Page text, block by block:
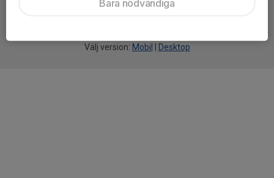
Välj version: Mobil Desktop
Bara nödvändiga